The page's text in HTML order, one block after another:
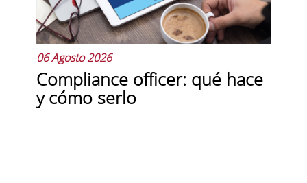
preguntas qué separa a un directivo...
06 Agosto 2026
Compliance officer: qué hace
y cómo serlo